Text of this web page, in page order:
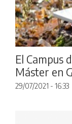
El Campus
Máster en
29/07/2021 - 16:33